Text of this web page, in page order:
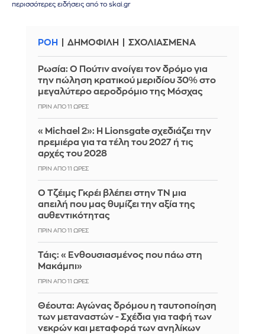
περισσότερες ειδήσεις από το skai.gr
ΡΟΗ ΔΗΜΟΦΙΛΗ ΣΧΟΛΙΑΣΜΕΝΑ
Ρωσία: Ο Πούτιν ανοίγει τον δρόμο για
την πώληση κρατικού μεριδίου 30% στο
μεγαλύτερο αεροδρόμιο της Μόσχας
ΠΡΙΝ ΑΠΌ 11 ΏΡΕΣ
«Michael 2»: Η Lionsgate σχεδιάζει την
πρεμιέρα για τα τέλη του 2027 ή τις
αρχές του 2028
ΠΡΙΝ ΑΠΌ 11 ΏΡΕΣ
Ο Τζέιμς Γκρέι βλέπει στην ΤΝ μια
απειλή που μας θυμίζει την αξία της
αυθεντικότητας
ΠΡΙΝ ΑΠΌ 11 ΏΡΕΣ
Τάις: «Ενθουσιασμένος που πάω στη
Μακάμπι»
ΠΡΙΝ ΑΠΌ 11 ΏΡΕΣ
Θέουτα: Αγώνας δρόμου η ταυτοποίηση
των μεταναστών - Σχέδια για ταφή των
νεκρών και μεταφορά των ανηλίκων